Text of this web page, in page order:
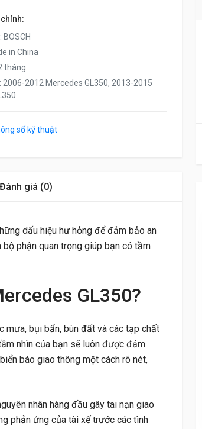
: BOSCH
in China
tháng
: 2006-2012 Mercedes GL350, 2013-2015
số kỹ thuật
Đánh giá (0)
dấu hiệu hư hỏng để đảm bảo an
phận quan trọng giúp bạn có tầm
GL350?
mưa, bụi bẩn, bùn đất và các tạp chất
nhìn của bạn sẽ luôn được đảm
báo giao thông một cách rõ nét,
nhân hàng đầu gây tai nạn giao
phản ứng của tài xế trước các tình